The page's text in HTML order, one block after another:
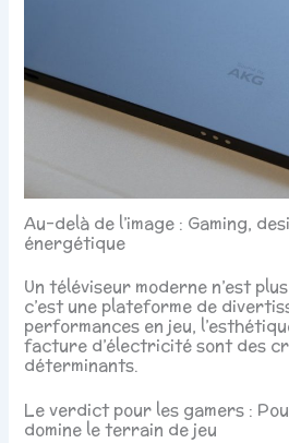
Au-delà de l’image : Gaming,
énergétique
Un téléviseur moderne n’est
c’est une plateforme de
performances en jeu,
facture d’électricité sont des
déterminants.
Le verdict pour les gamers :
domine le terrain de jeu